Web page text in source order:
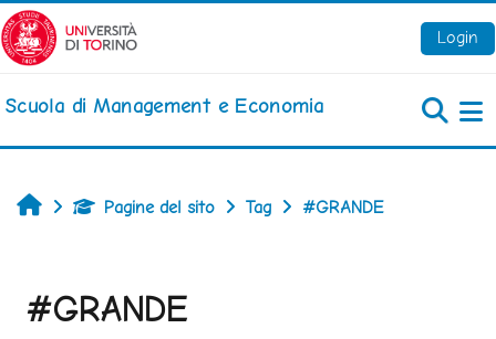
Vai al contenuto principale
Login
Scuola di Management e Economia
HomePagine del sito Tag #GRANDE
#GRANDE